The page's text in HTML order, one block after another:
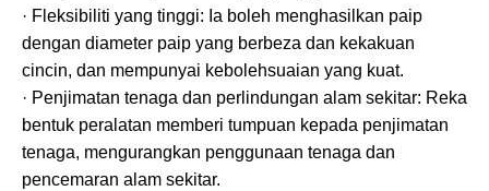
· Fleksibiliti yang tinggi: Ia boleh menghasilkan paip
dengan diameter paip yang berbeza dan kekakuan
cincin, dan mempunyai kebolehsuaian yang kuat.
· Penjimatan tenaga dan perlindungan alam sekitar: Reka
bentuk peralatan memberi tumpuan kepada penjimatan
tenaga, mengurangkan penggunaan tenaga dan
pencemaran alam sekitar.